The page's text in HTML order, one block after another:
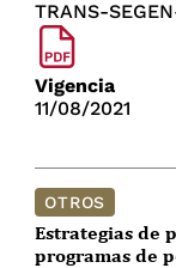
TRANS-
Vigencia
11/08/2021
OTROS
Estrategias de
programas de